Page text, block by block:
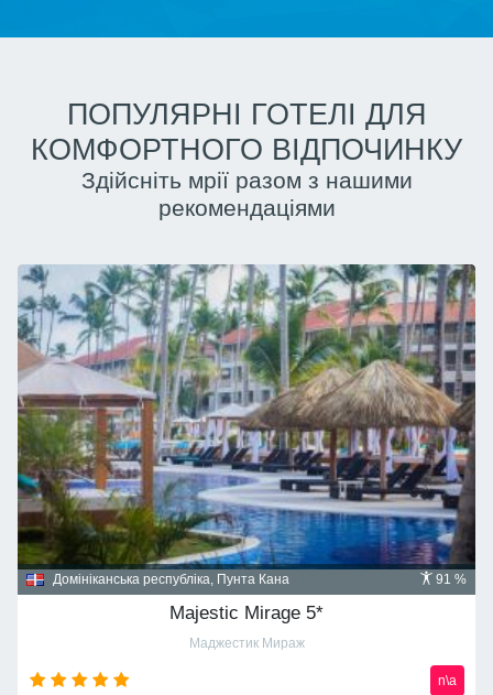
ПОПУЛЯРНІ ГОТЕЛІ ДЛЯ
КОМФОРТНОГО ВІДПОЧИНКУ
Здійсніть мрії разом з нашими
рекомендаціями
91 %
Домініканська республіка, Пунта Кана
Majestic Mirage 5*
Маджестик Мираж
n\a